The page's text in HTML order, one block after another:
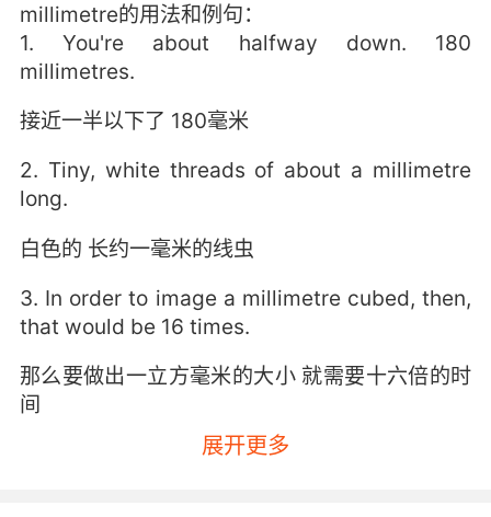
millimetre的用法和例句：
1. You're about halfway down. 180
millimetres.
接近一半以下了 180毫米
2. Tiny, white threads of about a millimetre
long.
白色的 长约一毫米的线虫
3. In order to image a millimetre cubed, then,
that would be 16 times.
那么要做出一立方毫米的大小 就需要十六倍的时
间
4. And they're all focused on a point in space
展开更多